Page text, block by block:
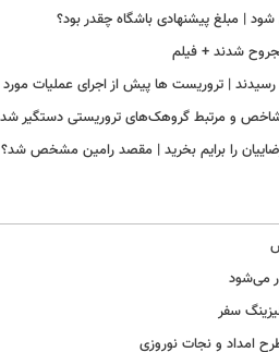
| مبلغ پیشنهادی باشگاه چقدر بود؟
را برایم بخرید | مقصد رامین مشخص شد؟
می‌شود
سفر